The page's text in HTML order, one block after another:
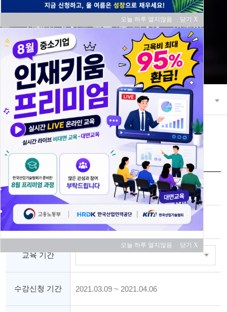
21세기 초일류 꿈을 키워 나가는 한국산
업기술협회
교육과정 교육 과정 안내
교육신청
과정명 전기·전자 품질관리 기초 [노이즈 개선]
교육 대상 중소기업
교육 기간
수강신청 기간 2021.03.09 ~ 2021.04.06
오늘 하루 열지않음 닫기 X
오늘 하루 열지않음 닫기 X